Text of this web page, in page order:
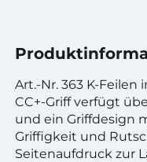
Art.-Nr. 363 K-Feilen
CC+-Griff verfügt
und ein Griffdesign
Griffigkeit und
Seitenaufdruck zur